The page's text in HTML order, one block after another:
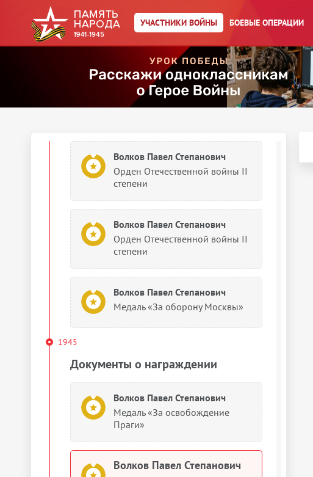
УЧАСТНИКИ ВОЙНЫ БОЕВЫЕ ОПЕРАЦИИ
Волков Павел Степанович
Орден Красной Звезды
Волков Павел Степанович
Орден Отечественной войны II
степени
Волков Павел Степанович
Орден Отечественной войны II
степени
Волков Павел Степанович
Медаль «За оборону Москвы»
1945
Документы о награждении
Волков Павел Степанович
Медаль «За освобождение
Праги»
Волков Павел Степанович